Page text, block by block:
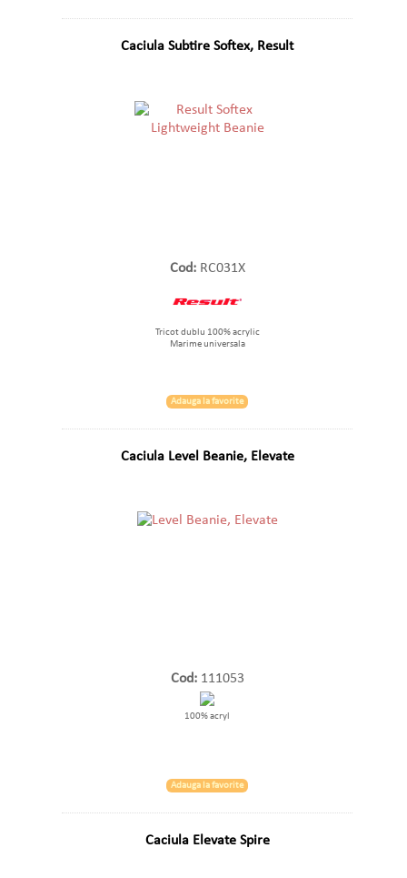
Caciula Subtire Softex, Result
Cod:RC031X
Tricot dublu 100% acrylic
Marime universala
Adauga la favorite
Caciula Level Beanie, Elevate
Cod:111053
100% acryl
Adauga la favorite
Caciula Elevate Spire